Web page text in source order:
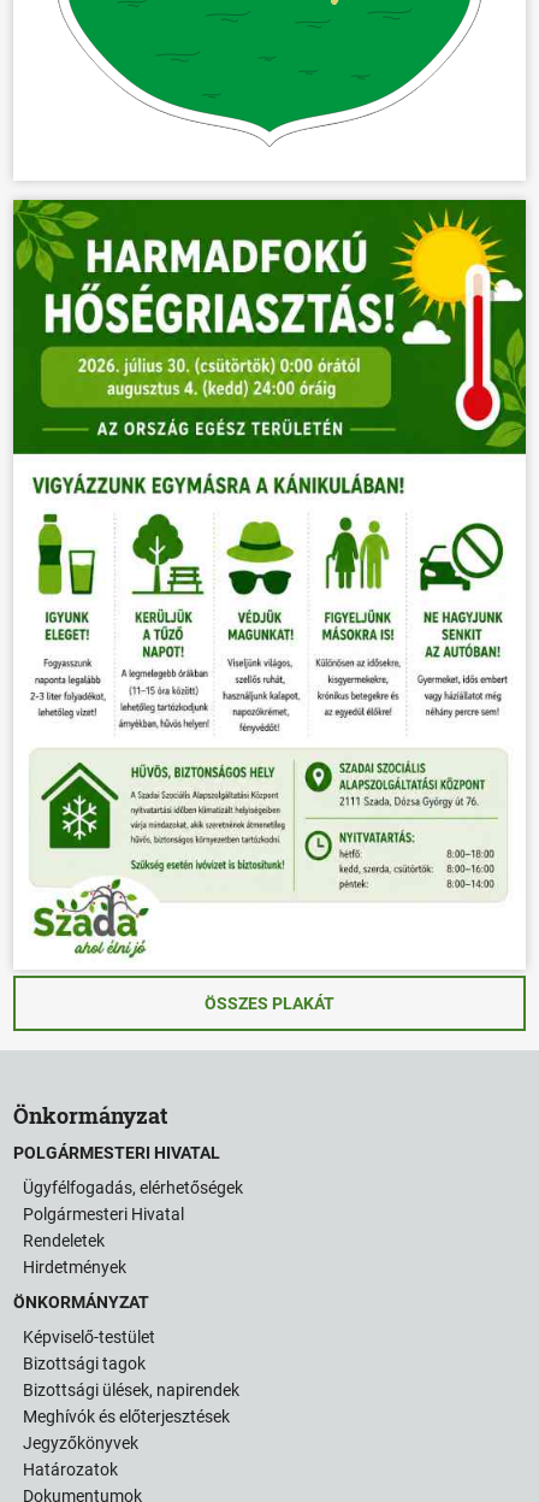
ÖSSZES PLAKÁT
Önkormányzat
POLGÁRMESTERI HIVATAL
Ügyfélfogadás, elérhetőségek
Polgármesteri Hivatal
Rendeletek
Hirdetmények
ÖNKORMÁNYZAT
Képviselő-testület
Bizottsági tagok
Bizottsági ülések, napirendek
Meghívók és előterjesztések
Jegyzőkönyvek
Határozatok
Dokumentumok